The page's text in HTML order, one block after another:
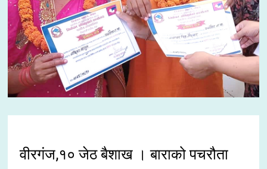
वीरगंज,१० जेठ बैशाख । बाराको पचरौता